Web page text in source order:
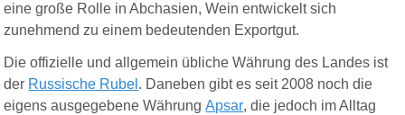
eine große Rolle in Abchasien, Wein entwickelt sich
zunehmend zu einem bedeutenden Exportgut.
Die offizielle und allgemein übliche Währung des Landes ist
der Russische Rubel . Daneben gibt es seit 2008 noch die
eigens ausgegebene WährungApsar, die jedoch im Alltag